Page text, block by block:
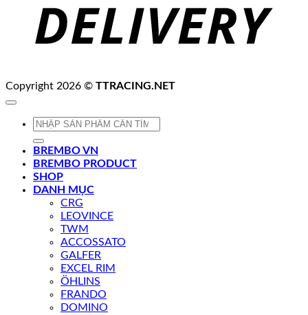
Copyright 2026 © TTRACING.NET
Tìm
BREMBO VN
BREMBO PRODUCT
SHOP
DANH MỤC
CRG
LEOVINCE
TWM
ACCOSSATO
GALFER
EXCEL RIM
ÖHLINS
FRANDO
DOMINO